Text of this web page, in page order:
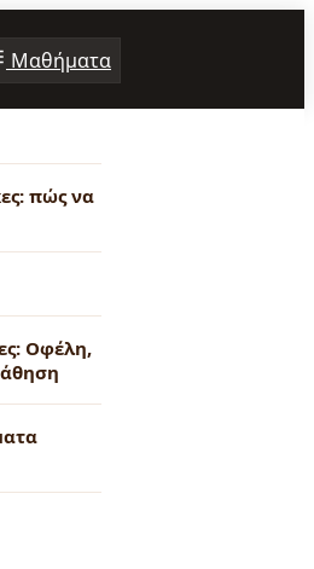
Μαθήματα
πώς να
Οφέλη,